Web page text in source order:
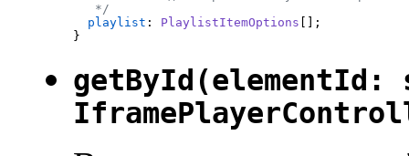
   */
playlist : PlaylistItemOptions [];